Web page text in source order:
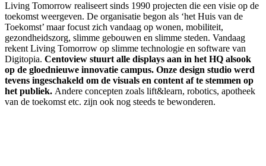
Living Tomorrow realiseert sinds 1990 projecten die een visie op de
toekomst weergeven. De organisatie begon als ‘het Huis van de
Toekomst’ maar focust zich vandaag op wonen, mobiliteit,
gezondheidszorg, slimme gebouwen en slimme steden. Vandaag
rekent Living Tomorrow op slimme technologie en software van
Digitopia. Centoview stuurt alle displays aan in het HQ alsook
op de gloednieuwe innovatie campus. Onze design studio werd
tevens ingeschakeld om de visuals en content af te stemmen op
het publiek. Andere concepten zoals lift&learn, robotics, apotheek
van de toekomst etc. zijn ook nog steeds te bewonderen.